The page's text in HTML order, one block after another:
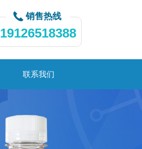
销售热线
19126518388
联系我们